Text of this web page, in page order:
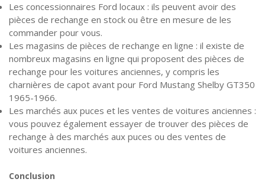
Les concessionnaires Ford locaux : ils peuvent avoir des
pièces de rechange en stock ou être en mesure de les
commander pour vous.
Les magasins de pièces de rechange en ligne : il existe de
nombreux magasins en ligne qui proposent des pièces de
rechange pour les voitures anciennes, y compris les
charnières de capot avant pour Ford Mustang Shelby GT350
1965-1966.
Les marchés aux puces et les ventes de voitures anciennes :
vous pouvez également essayer de trouver des pièces de
rechange à des marchés aux puces ou des ventes de
voitures anciennes.
Conclusion